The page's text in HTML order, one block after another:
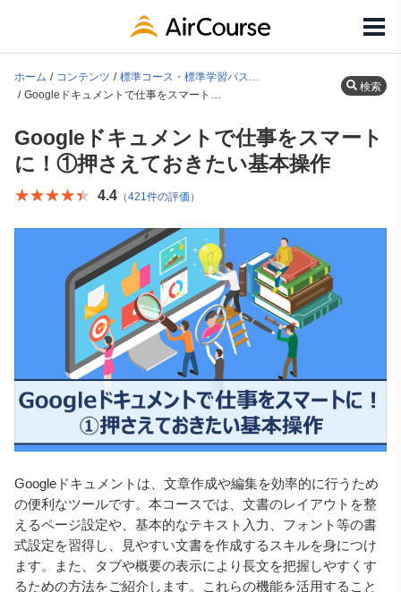
ホーム コンテンツ
標準コース・標準学習パス一覧
Googleドキュメントで仕事をスマートに！①押さえておきたい基本操作
検索
Googleドキュメントで仕事をスマート
に！①押さえておきたい基本操作
★★★★★
★★★★★ 4.4 （421件の評価）
Googleドキュメントは、文章作成や編集を効率的に行うため
の便利なツールです。本コースでは、文書のレイアウトを整
えるページ設定や、基本的なテキスト入力、フォント等の書
式設定を習得し、見やすい文書を作成するスキルを身につけ
ます。また、タブや概要の表示により長文を把握しやすくす
るための方法をご紹介します。これらの機能を活用すること